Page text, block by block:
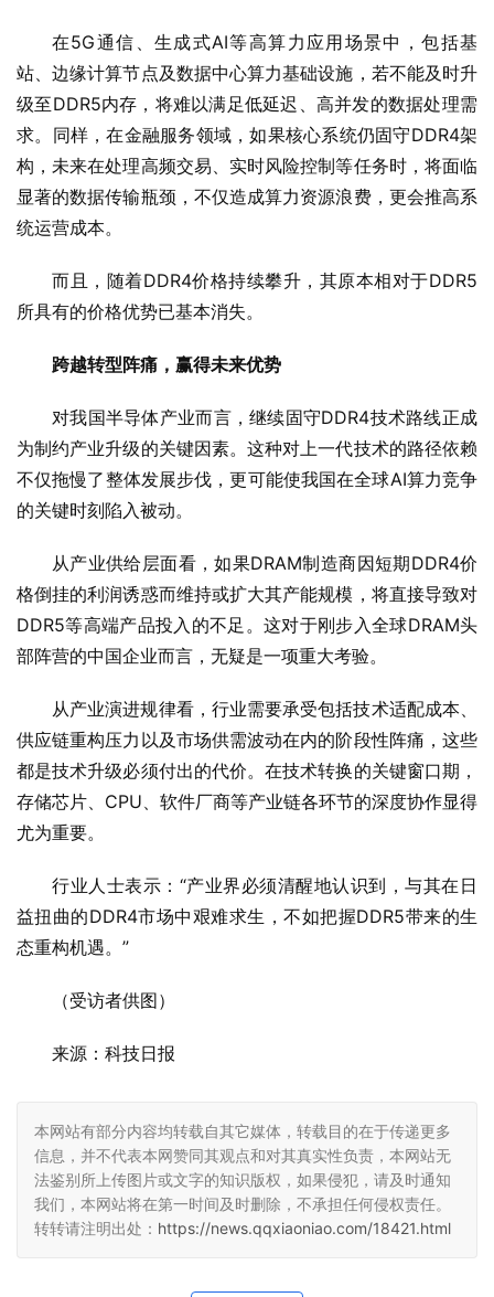
在5G通信、生成式AI等高算力应用场景中，包括基
站、边缘计算节点及数据中心算力基础设施，若不能及时升
级至DDR5内存，将难以满足低延迟、高并发的数据处理需
求。同样，在金融服务领域，如果核心系统仍固守DDR4架
构，未来在处理高频交易、实时风险控制等任务时，将面临
显著的数据传输瓶颈，不仅造成算力资源浪费，更会推高系
统运营成本。
而且，随着DDR4价格持续攀升，其原本相对于DDR5
所具有的价格优势已基本消失。
跨越转型阵痛，赢得未来优势
对我国半导体产业而言，继续固守DDR4技术路线正成
为制约产业升级的关键因素。这种对上一代技术的路径依赖
不仅拖慢了整体发展步伐，更可能使我国在全球AI算力竞争
的关键时刻陷入被动。
从产业供给层面看，如果DRAM制造商因短期DDR4价
格倒挂的利润诱惑而维持或扩大其产能规模，将直接导致对
DDR5等高端产品投入的不足。这对于刚步入全球DRAM头
部阵营的中国企业而言，无疑是一项重大考验。
从产业演进规律看，行业需要承受包括技术适配成本、
供应链重构压力以及市场供需波动在内的阶段性阵痛，这些
都是技术升级必须付出的代价。在技术转换的关键窗口期，
存储芯片、CPU、软件厂商等产业链各环节的深度协作显得
尤为重要。
行业人士表示：“产业界必须清醒地认识到，与其在日
益扭曲的DDR4市场中艰难求生，不如把握DDR5带来的生
态重构机遇。”
（受访者供图）
来源：科技日报
本网站有部分内容均转载自其它媒体，转载目的在于传递更多
信息，并不代表本网赞同其观点和对其真实性负责，本网站无
法鉴别所上传图片或文字的知识版权，如果侵犯，请及时通知
我们，本网站将在第一时间及时删除，不承担任何侵权责任。
转转请注明出处： https://news.qqxiaoniao.com/18421.html